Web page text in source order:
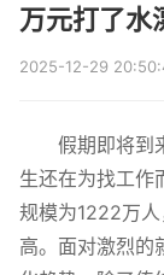
万元打了水
2025-12-29
假期即将到
生还在为找工作
规模为1222万
高。面对激烈的